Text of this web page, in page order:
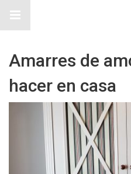
Amarres de
hacer en casa